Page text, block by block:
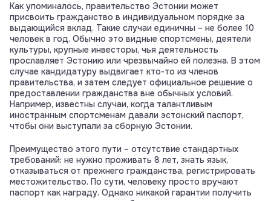
Как упоминалось, правительство Эстонии может
присвоить гражданство в индивидуальном порядке за
выдающийся вклад. Такие случаи единичны – не более 10
человек в год. Обычно это видные спортсмены, деятели
культуры, крупные инвесторы, чья деятельность
прославляет Эстонию или чрезвычайно ей полезна. В этом
случае кандидатуру выдвигает кто-то из членов
правительства, и затем следует официальное решение о
предоставлении гражданства вне обычных условий.
Например, известны случаи, когда талантливым
иностранным спортсменам давали эстонский паспорт,
чтобы они выступали за сборную Эстонии.
Преимущество этого пути – отсутствие стандартных
требований: не нужно проживать 8 лет, знать язык,
отказываться от прежнего гражданства, регистрировать
местожительство. По сути, человеку просто вручают
паспорт как награду. Однако никакой гарантии получить